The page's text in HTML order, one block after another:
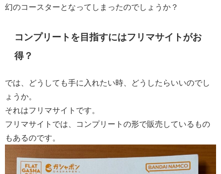
幻のコースターとなってしまったのでしょうか？
コンプリートを目指すにはフリマサイトがお
得？
では、どうしても手に入れたい時、どうしたらいいのでし
ょうか。
それはフリマサイトです。
フリマサイトでは、コンプリートの形で販売しているもの
もあるのです。